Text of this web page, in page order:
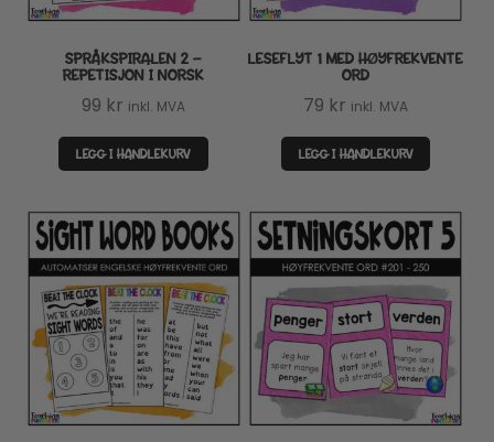
SPRÅKSPIRALEN 2 –
REPETISJON I NORSK
99 kr inkl. MVA
LEGG I HANDLEKURV
LESEFLYT 1 MED HØYFREKVENTE
ORD
79 kr inkl. MVA
LEGG I HANDLEKURV